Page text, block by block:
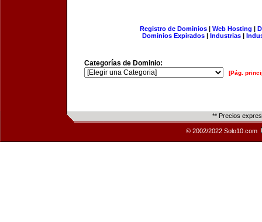
Registro de Dominios| Web Hosting |
Dominios Expirados | Industrias |
Categorías de Dominio:
[Pág.
** Precios
© 2002/2022 Solo10.com